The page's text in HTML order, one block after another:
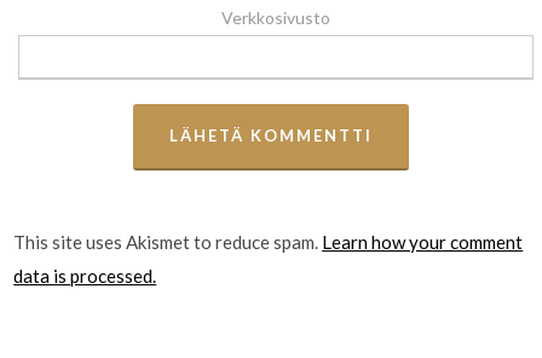
Verkkosivusto
This site uses Akismet to reduce spam. Learn how your comment
data is processed.